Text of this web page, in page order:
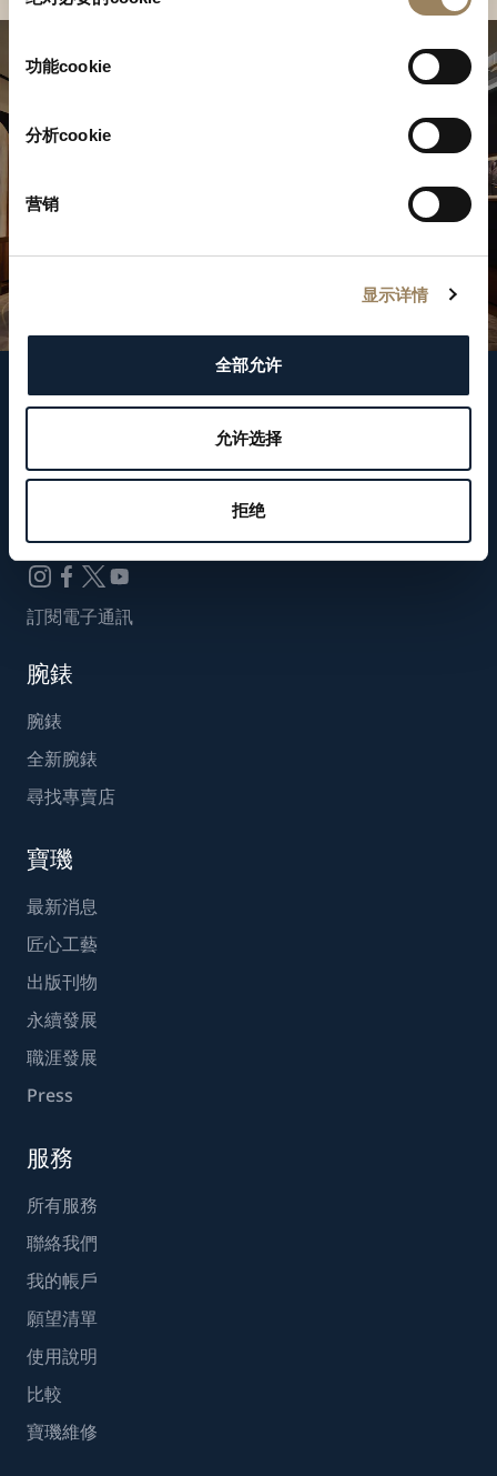
功能cookie
分析cookie
营销
显示详情
全部允许
允许选择
拒绝
關注我們
WeChat ID
Breguet_China
訂閱電子通訊
腕錶
腕錶
全新腕錶
尋找專賣店
寶璣
最新消息
匠心工藝
出版刊物
永續發展
職涯發展
Press
服務
所有服務
聯絡我們
我的帳戶
願望清單
使用說明
比較
寶璣維修